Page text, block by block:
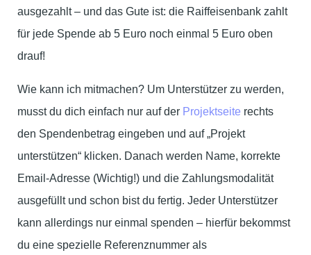
ausgezahlt – und das Gute ist: die Raiffeisenbank zahlt
für jede Spende ab 5 Euro noch einmal 5 Euro oben
drauf!
Wie kann ich mitmachen? Um Unterstützer zu werden,
musst du dich einfach nur auf der Projektseite rechts
den Spendenbetrag eingeben und auf „Projekt
unterstützen“ klicken. Danach werden Name, korrekte
Email-Adresse (Wichtig!) und die Zahlungsmodalität
ausgefüllt und schon bist du fertig. Jeder Unterstützer
kann allerdings nur einmal spenden – hierfür bekommst
du eine spezielle Referenznummer als